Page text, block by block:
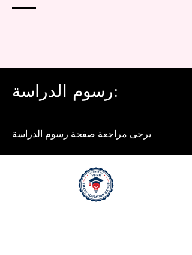
رسوم الدراسة:
يرجى مراجعة صفحة رسوم الدراسة